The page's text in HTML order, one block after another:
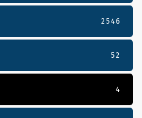
2546
52
4